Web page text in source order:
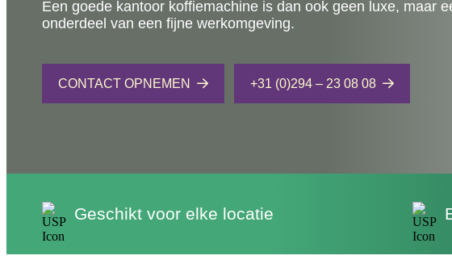
Een goede kantoor koffiemachine is dan ook geen luxe, maar
onderdeel van een fijne werkomgeving.
CONTACT OPNEMEN +31 (0)294 – 23 08 08
Geschikt voor elke locatie